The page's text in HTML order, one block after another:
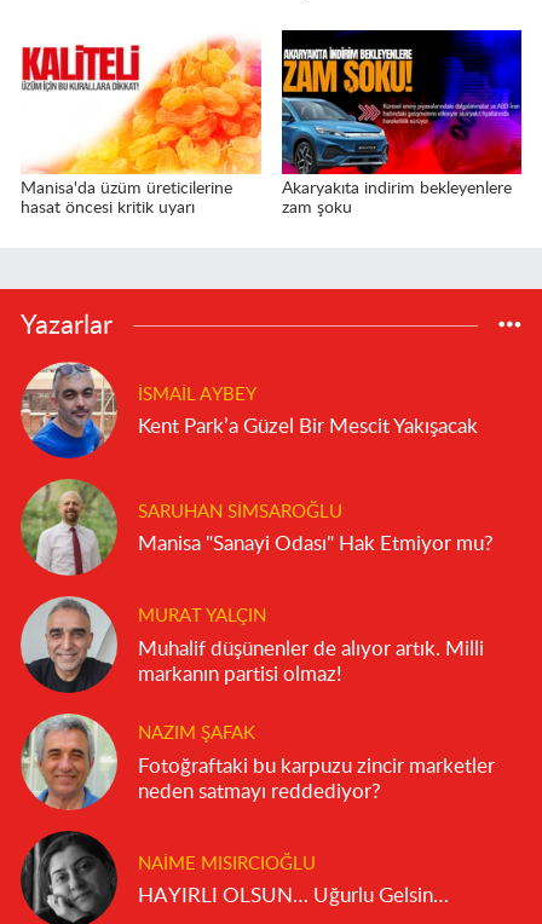
Manisa'da üzüm üreticilerine
hasat öncesi kritik uyarı
Akaryakıta indirim bekleyenlere
zam şoku
Yazarlar
İSMAIL AYBEY
Kent Park’a Güzel Bir Mescit Yakışacak
SARUHAN SIMSAROĞLU
Manisa "Sanayi Odası" Hak Etmiyor mu?
MURAT YALÇIN
Muhalif düşünenler de alıyor artık. Milli
markanın partisi olmaz!
NAZIM ŞAFAK
Fotoğraftaki bu karpuzu zincir marketler
neden satmayı reddediyor?
NAIME MISIRCIOĞLU
HAYIRLI OLSUN… Uğurlu Gelsin…